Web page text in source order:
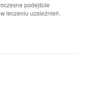
podejście
leczeniu uzależnień.